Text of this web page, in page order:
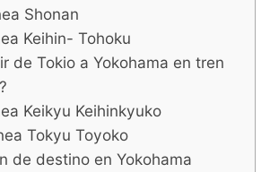
Shonan
Keihin- Tohoku
de Tokio a Yokohama en tren
Keikyu Keihinkyuko
Tokyu Toyoko
de destino en Yokohama